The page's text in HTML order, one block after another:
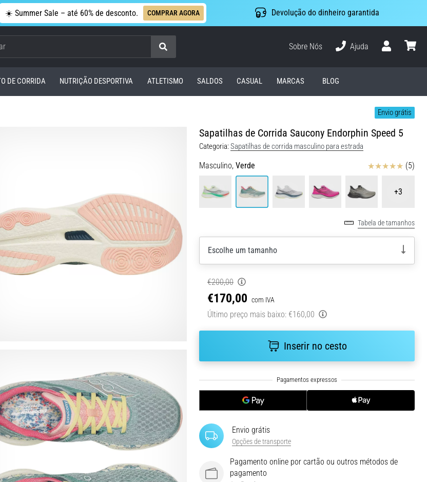
☀️ Summer Sale – até 60% de desconto. COMPRAR AGORA Devolução do dinheiro garantida
Procurar
Sobre Nós
Ajuda
DE CORRIDA NUTRIÇÃO DESPORTIVA ATLETISMO SALDOS CASUAL MARCAS BLOG
Envio grátis
Sapatilhas de Corrida Saucony Endorphin Speed 5
Categoria:Sapatilhas de corrida masculino para estrada
Masculino, Verde Avaliação (5)
+3
Tabela de tamanhos
Escolhe um tamanho
€200,00
€170,00 com IVA
Último preço mais baixo: €160,00
Inserir no cesto
Envio grátis
Opções de transporte
Pagamento online por cartão ou outros métodos de
pagamento